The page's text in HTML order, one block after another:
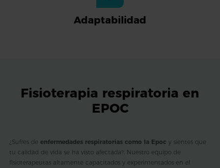
Adaptabilidad
Fisioterapia respiratoria en
EPOC
¿Sufres de enfermedades respiratorias como la Epoc y sientes que
tu calidad de vida se ha visto afectada?. Nuestro equipo de
fisioterapeutas altamente capacitados y experimentados en el